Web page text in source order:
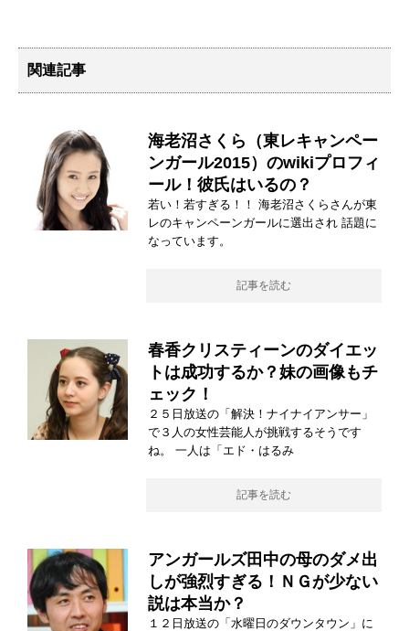
関連記事
海老沼さくら（東レキャンペー
ンガール2015）のwikiプロフィ
ール！彼氏はいるの？
若い！若すぎる！！ 海老沼さくらさんが東
レのキャンペーンガールに選出され 話題に
なっています。
記事を読む
春香クリスティーンのダイエッ
トは成功するか？妹の画像もチ
ェック！
２５日放送の「解決！ナイナイアンサー」
で３人の女性芸能人が挑戦するそうです
ね。 一人は「エド・はるみ
記事を読む
アンガールズ田中の母のダメ出
しが強烈すぎる！ＮＧが少ない
説は本当か？
１２日放送の「水曜日のダウンタウン」に